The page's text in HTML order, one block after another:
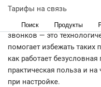
Тарифы на связь
Поиск Продукты
Каждый пропущенный
потеря клиента и
звонков — это
помогает избежать таких
как работает
практическая польза и
при настройке.